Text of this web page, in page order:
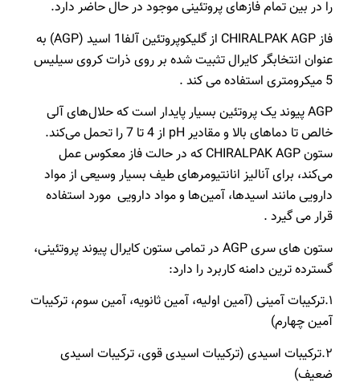
را در بین تمام فازهای پروتئینی موجود در حال حاضر دارد.
فاز CHIRALPAK AGP از گلیکوپروتئین آلفا1 اسید (AGP) به
عنوان انتخابگر کایرال تثبیت شده بر روی ذرات کروی سیلیس
5 میکرومتری استفاده می کند .
AGP پیوند یک پروتئین بسیار پایدار است که حلال‌های آلی
خالص تا دماهای بالا و مقادیر pH از 4 تا 7 را تحمل می‌کند.
ستون CHIRALPAK AGP که در حالت فاز معکوس عمل
می‌کند، برای آنالیز انانتیومرهای طیف بسیار وسیعی از مواد
دارویی مانند اسیدها، آمین‌ها و مواد دارویی مورد استفاده
قرار می گیرد .
ستون های سری AGP در تمامی ستون کایرال پیوند پروتئینی،
گسترده ترین دامنه کاربرد را دارد:
۱.ترکیبات آمینی (آمین اولیه، آمین ثانویه، آمین سوم، ترکیبات
آمین چهارم)
۲.ترکیبات اسیدی (ترکیبات اسیدی قوی، ترکیبات اسیدی
ضعیف)